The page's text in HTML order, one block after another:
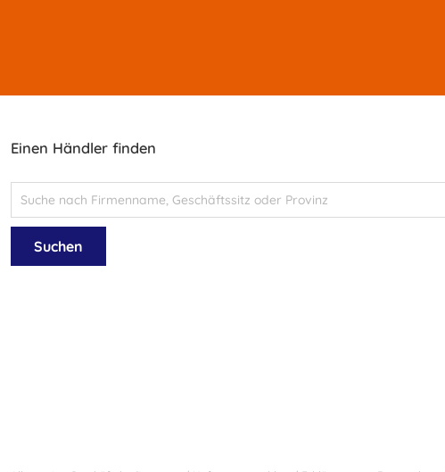
Einen Händler finden